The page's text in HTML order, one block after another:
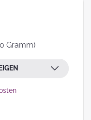
Gramm)